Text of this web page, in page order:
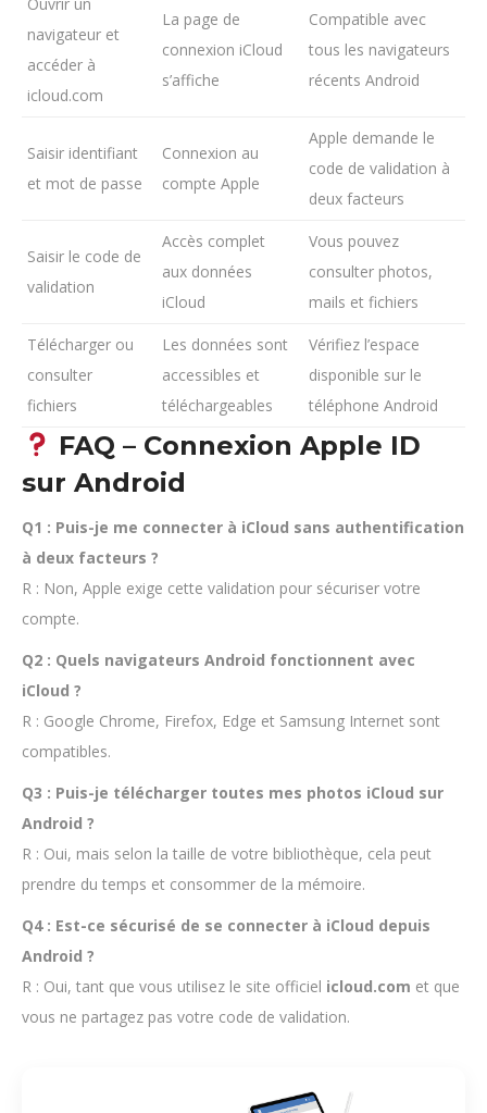
navigateur et
accéder à
icloud.com
La page de
connexion iCloud
s’affiche
Compatible avec
tous les navigateurs
récents Android
Saisir identifiant
et mot de passe
Connexion au
compte Apple
Apple demande le
code de validation à
deux facteurs
Saisir le code de
validation
Accès complet
aux données
iCloud
Vous pouvez
consulter photos,
mails et fichiers
Télécharger ou
consulter
fichiers
Les données sont
accessibles et
téléchargeables
Vérifiez l’espace
disponible sur le
téléphone Android
FAQ – Connexion Apple ID
sur Android
Q1 : Puis-je me connecter à iCloud sans authentification
à deux facteurs ?
R : Non, Apple exige cette validation pour sécuriser votre
compte.
Q2 : Quels navigateurs Android fonctionnent avec
iCloud ?
R : Google Chrome, Firefox, Edge et Samsung Internet sont
compatibles.
Q3 : Puis-je télécharger toutes mes photos iCloud sur
Android ?
R : Oui, mais selon la taille de votre bibliothèque, cela peut
prendre du temps et consommer de la mémoire.
Q4 : Est-ce sécurisé de se connecter à iCloud depuis
Android ?
R : Oui, tant que vous utilisez le site officiel icloud.com et que
vous ne partagez pas votre code de validation.